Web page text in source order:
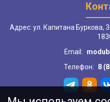
Адрес: ул. Капитана Буркова,
Email:
Телефон:
8